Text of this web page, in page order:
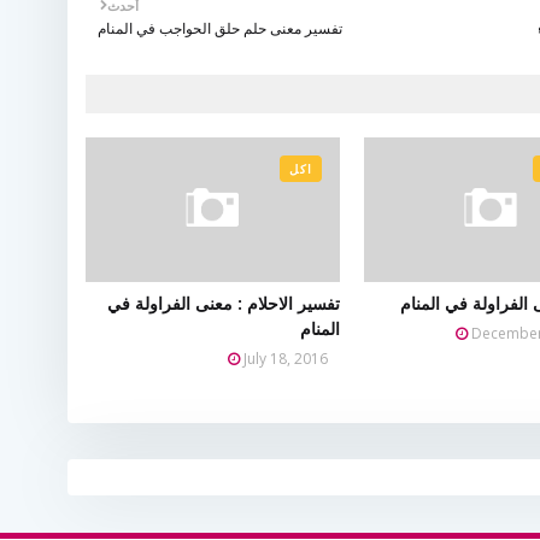
أحدث
تفسير معنى حلم حلق الحواجب في المنام
في المنام
اكل
تفسير الاحلام : معنى الفراولة في
المنام
July 18, 2016